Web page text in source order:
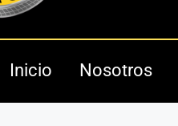
Inicio Nosotros